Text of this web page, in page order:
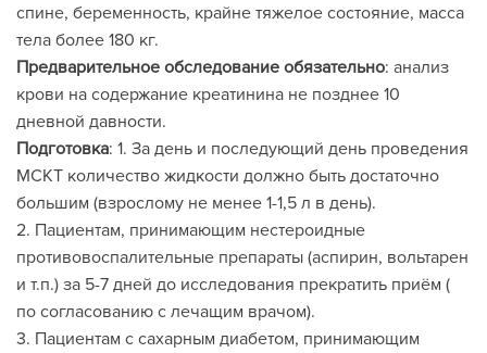
спине, беременность, крайне тяжелое состояние, масса
тела более 180 кг.
Предварительное обследование обязательно: анализ
крови на содержание креатинина не позднее 10
дневной давности.
Подготовка: 1. За день и последующий день проведения
МСКТ количество жидкости должно быть достаточно
большим (взрослому не менее 1-1,5 л в день).
2. Пациентам, принимающим нестероидные
противовоспалительные препараты (аспирин, вольтарен
и т.п.) за 5-7 дней до исследования прекратить приём (
по согласованию с лечащим врачом).
3. Пациентам с сахарным диабетом, принимающим